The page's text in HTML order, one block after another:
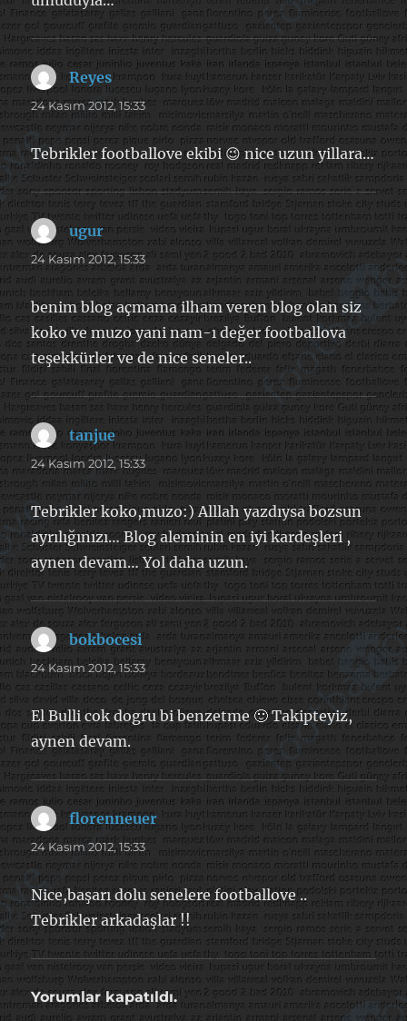
Reyesdedi
ki:
24 Kasım 2012, 15:33
Tebrikler footballove ekibi 😉 nice uzun yillara…
ugurdedi
ki:
24 Kasım 2012, 15:33
benim blog açmama ilham veren blog olan siz
koko ve muzo yani nam-ı değer footballova
teşekkürler ve de nice seneler..
tanjuededi
ki:
24 Kasım 2012, 15:33
Tebrikler koko,muzo:) Alllah yazdıysa bozsun
ayrılığınızı… Blog aleminin en iyi kardeşleri ,
aynen devam… Yol daha uzun.
bokbocesidedi
ki:
24 Kasım 2012, 15:33
El Bulli cok dogru bi benzetme 🙂 Takipteyiz,
aynen devam.
florenneuer dedi
ki:
24 Kasım 2012, 15:33
Nice,başarı dolu senelere footballove ..
Tebrikler arkadaşlar !!
Yorumlar kapatıldı.